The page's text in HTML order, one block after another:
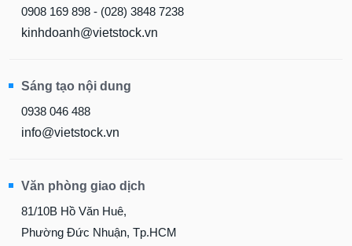
0908 169 898 - (028) 3848 7238
kinhdoanh@vietstock.vn
Sáng tạo nội dung
0938 046 488
info@vietstock.vn
Văn phòng giao dịch
81/10B Hồ Văn Huê,
Phường Đức Nhuận, Tp.HCM